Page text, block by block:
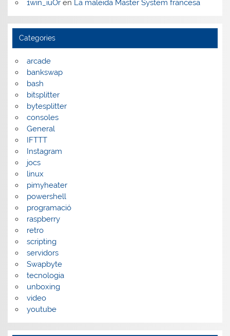
1win_iuOren La maleïda Master System francesa
Categories
arcade
bankswap
bash
bitsplitter
bytesplitter
consoles
General
IFTTT
Instagram
jocs
linux
pimyheater
powershell
programació
raspberry
retro
scripting
servidors
Swapbyte
tecnologia
unboxing
video
youtube